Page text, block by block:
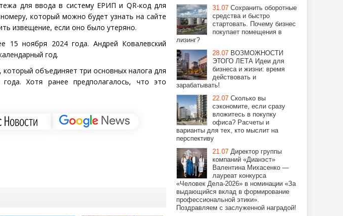
для ввода в систему ЕРИП и QR-код для
который можно будет узнать на сайте
извещение, если оно было утеряно.
15 ноября 2024 года. Андрей Ковалевский
год.
объединяет три основных налога для
Хотя ранее предполагалось, что это
31.07 Сохранить оборотные
средства и быстро
стартовать. Почему бизнес
покупает помещения в
лизинг?
28.07 ВОЗМОЖНОСТИ
ЭТОГО ЛЕТА Идеи для
бизнеса и жизни: время
действовать и
зарабатывать!
22.07 Сколько вы
сэкономите, если сразу
вложитесь в покупку
офиса? Расчеты и
варианты для тех, кто мыслит на
перспективу
21.07 Директор группы
компаний «Дианэст»
Валентина Михасенко —
лауреат конкурса
«Человек Дела-2026» в номинации «За
выдающийся вклад в формирование
профессиональной этики».
Поздравляем с заслуженной наградой!